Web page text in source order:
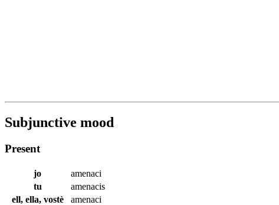
Subjunctive mood
Present
jo
amenaci
tu
amenacis
ell, ella, vostè
amenaci